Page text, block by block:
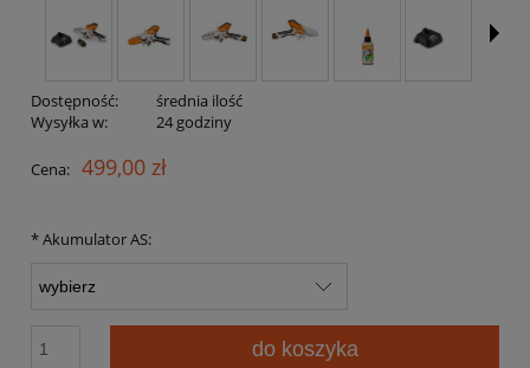
Dostępność:
średnia ilość
Wysyłka w:
24 godziny
Cena: 499,00 zł
*Akumulator AS:
do koszyka